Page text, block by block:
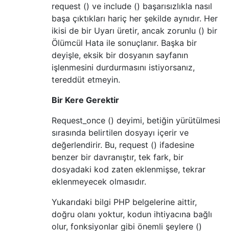
request () ve include () başarısızlıkla nasıl
başa çıktıkları hariç her şekilde aynıdır. Her
ikisi de bir Uyarı üretir, ancak zorunlu () bir
Ölümcül Hata ile sonuçlanır. Başka bir
deyişle, eksik bir dosyanın sayfanın
işlenmesini durdurmasını istiyorsanız,
tereddüt etmeyin.
Bir Kere Gerektir
Request_once () deyimi, betiğin yürütülmesi
sırasında belirtilen dosyayı içerir ve
değerlendirir. Bu, request () ifadesine
benzer bir davranıştır, tek fark, bir
dosyadaki kod zaten eklenmişse, tekrar
eklenmeyecek olmasıdır.
Yukarıdaki bilgi PHP belgelerine aittir,
doğru olanı yoktur, kodun ihtiyacına bağlı
olur, fonksiyonlar gibi önemli şeylere ()